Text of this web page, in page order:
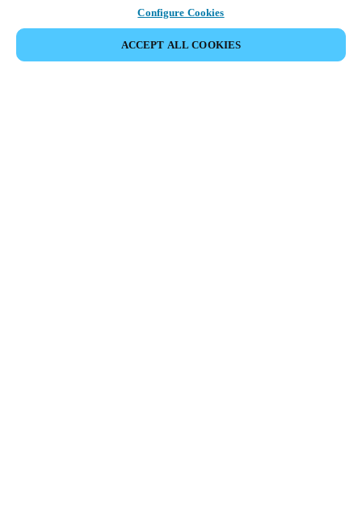
Configure Cookies
ACCEPT ALL COOKIES